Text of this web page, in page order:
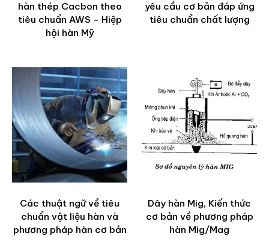
hàn thép Cacbon theo
tiêu chuẩn AWS - Hiệp
hội hàn Mỹ
yêu cầu cơ bản đáp ứng
tiêu chuẩn chất lượng
Các thuật ngữ về tiêu
chuẩn vật liệu hàn và
phương pháp hàn cơ bản
Dây hàn Mig, Kiến thức
cơ bản về phương pháp
hàn Mig/Mag